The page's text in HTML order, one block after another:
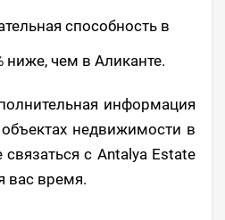
способность в
ниже, чем в Аликанте.
информация
недвижимости в
с Antalya Estate
вас время.